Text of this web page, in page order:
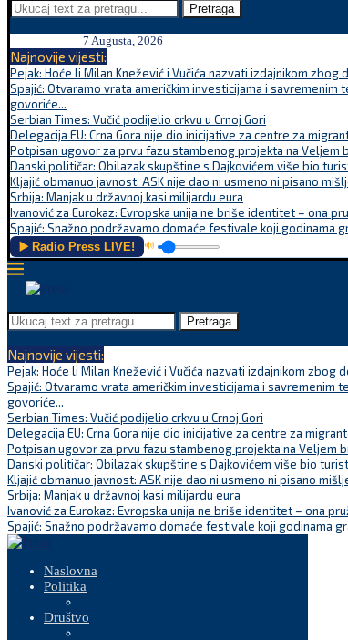
Pretraga
7 Augusta, 2026
Najnovije vijesti:
Pejak: Hoće li Milan Knežević i Vučića nazvati izdajnikom zbog
Spajić: Otvaramo vrata američkim investicijama i savremenim
govoriće...
Serbian Times: Vučić podijelio crkvu u Crnoj Gori
Delegacija EU: Crna Gora nije dio inicijative za centre za
Potpisan ugovor za prvu fazu stambenog projekta na Veljem
Danski političar: Obilazak skupštine s Dajkovićem više bio
Kljajić obmanuo javnost: ASK nije dao ni usmeno ni pisano
Srbija: Manjak u državnoj kasi milijardu eura
Ivanović za Eurokaz: Evropska unija ne briše identitet – ona
Spajić: Snažno podržavamo domaće festivale koji godinama
▶️ Radio Press LIVE! 🔊
Pretraga
Najnovije vijesti:
Pejak: Hoće li Milan Knežević i Vučića nazvati izdajnikom zbog
Spajić: Otvaramo vrata američkim investicijama i savremenim
govoriće...
Serbian Times: Vučić podijelio crkvu u Crnoj Gori
Delegacija EU: Crna Gora nije dio inicijative za centre za
Potpisan ugovor za prvu fazu stambenog projekta na Veljem
Danski političar: Obilazak skupštine s Dajkovićem više bio
Kljajić obmanuo javnost: ASK nije dao ni usmeno ni pisano
Srbija: Manjak u državnoj kasi milijardu eura
Ivanović za Eurokaz: Evropska unija ne briše identitet – ona
Spajić: Snažno podržavamo domaće festivale koji godinama
Naslovna
Politika
Društvo